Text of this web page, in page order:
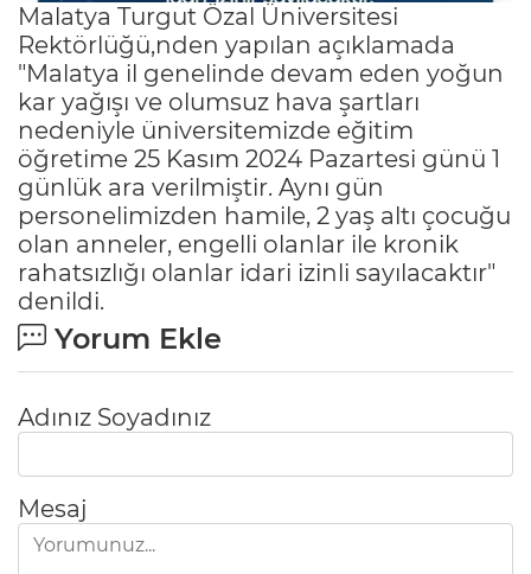
Malatya Turgut Özal Üniversitesi
Rektörlüğü,nden yapılan açıklamada
"Malatya il genelinde devam eden yoğun
kar yağışı ve olumsuz hava şartları
nedeniyle üniversitemizde eğitim
öğretime 25 Kasım 2024 Pazartesi günü 1
günlük ara verilmiştir. Aynı gün
personelimizden hamile, 2 yaş altı çocuğu
olan anneler, engelli olanlar ile kronik
rahatsızlığı olanlar idari izinli sayılacaktır"
denildi.
Yorum Ekle
Adınız Soyadınız
Mesaj